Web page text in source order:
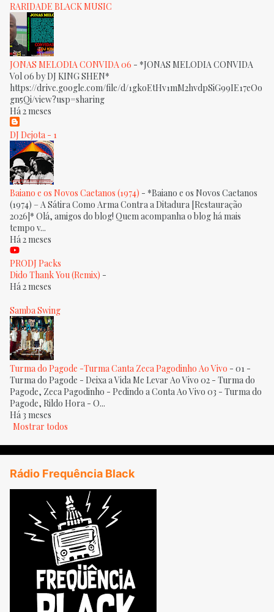
RARIDADE BLACK MUSIC
JONAS MELODIA CONVIDA 06 - *JONAS MELODIA CONVIDA
Vol 06 by DJ KING SHEN*
https://drive.google.com/file/d/1gkoEtHv1mM2hvdpSiG99IE17eOo
gn5Qi/view?usp=sharing
Há 2 meses
DJ Dejota - 1
Baiano e os Novos Caetanos (1974) - *Baiano e os Novos Caetanos
(1974) – A Sátira Como Arma Contra a Ditadura [Restauração
2026]* Olá, amigos do blog! Quem acompanha o blog há mais
tempo v...
Há 2 meses
PRODJ Packs
Dido Thank You (Remix) -
Há 2 meses
Samba Swing
Turma do Pagode -Turma Canta Zeca Pagodinho Ao Vivo - 01 -
Turma do Pagode - Deixa a Vida Me Levar Ao Vivo 02 - Turma do
Pagode, Zeca Pagodinho - Pedindo a Conta Ao Vivo 03 - Turma do
Pagode, Rildo Hora - O...
Há 3 meses
Mostrar todos
Rádio Frequência Black